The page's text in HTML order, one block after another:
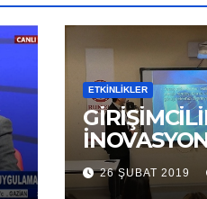
ETKINLIKLER
ALINDI
26 ŞUBAT 2019